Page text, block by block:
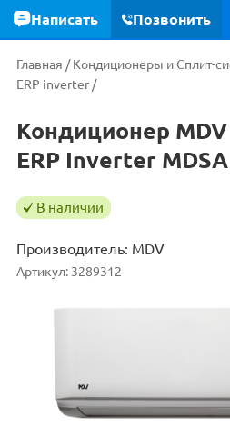
Главная /Кондиционеры и Сплит-
ERP inverter /
Кондиционер
ERP Inverter
В наличии
Производитель: MDV
Артикул: 3289312
Написать Позвонить